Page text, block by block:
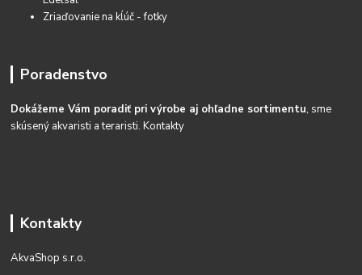
Zriaďovanie na kĺúč - fotky
Poradenstvo
Dokážeme Vám poradiť pri výrobe aj ohľadne sortimentu, sme
skúsený akvaristi a teraristi.Kontakty
Kontakty
AkvaShop s.r.o.